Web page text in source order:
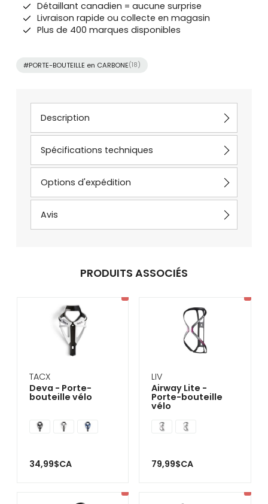
Détaillant canadien = aucune surprise
Livraison rapide ou collecte en magasin
Plus de 400 marques disponibles
#PORTE-BOUTEILLE en CARBONE(18)
Description
Spécifications techniques
Options d'expédition
Avis
PRODUITS ASSOCIÉS
TACX
Deva - Porte-
bouteille vélo
34,99$CA
LIV
Airway Lite -
Porte-bouteille
vélo
79,99$CA